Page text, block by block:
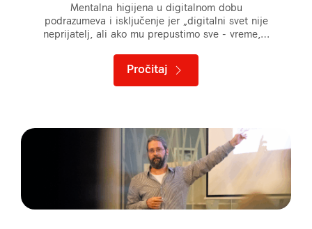
Mentalna higijena u digitalnom dobu
podrazumeva i isključenje jer „digitalni svet nije
neprijatelj, ali ako mu prepustimo sve - vreme,…
Pročitaj